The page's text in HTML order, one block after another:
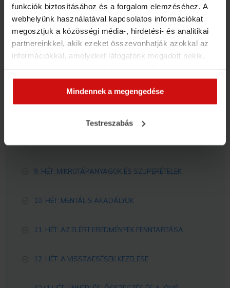
funkciók biztosításához és a forgalom elemzéséhez. A
webhelyünk használatával kapcsolatos információkat
megosztjuk a közösségi média-, hirdetési- és analitikai
partnereinkkel, akik ezeket összevonhatják azokkal az
információkkal, amelyeket látogatónk megadott nekik,
szolgáltatásokból gyűjtöttek. Elfogadásával segíti a
munkánkat és nagyobb felhasználói élményt
biztosíthatunk mi is látogatóinknak.
Mindennek a megengedése
Testreszabás
4. HÉT: MOZGÁS - A LEGHATÉKONYABB FOGYASZTÓ
EDZÉSEK
5. HÉT: HORMONÁLIS EGYENSÚLY – A KORTIZOL ÉS AZ
INZULIN KIEGYENSÚLYOZÁSA
9. HÉT: MIKROTÁPANYAGOK ÉS SZUPERÉTELEK
10. HÉT: MENTÁLIS AKADÁLYOK
11. HÉT: AZ ELÉRT EREDMÉNYEK FENNTARTÁSA
12. HÉT: A VISSZAESÉSEK KEZELÉSE